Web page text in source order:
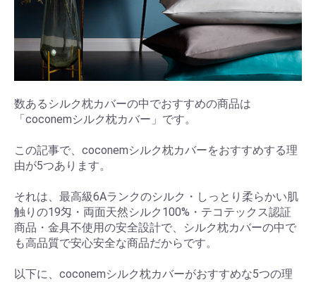
数あるシルク枕カバーの中でおすすめの商品は
「coconemシルク枕カバー」です。
この記事で、coconemシルク枕カバーをおすすめする理
由が5つあります。
それは、最高級6Aランクのシルク・しっとり柔らかい肌
触りの19匁・両面天然シルク100%・テコテックス認証
商品・金具不使用の安全設計で、シルク枕カバーの中で
も高品質で安心安全な商品だからです。
以下に、coconemシルク枕カバーがおすすめな5つの理